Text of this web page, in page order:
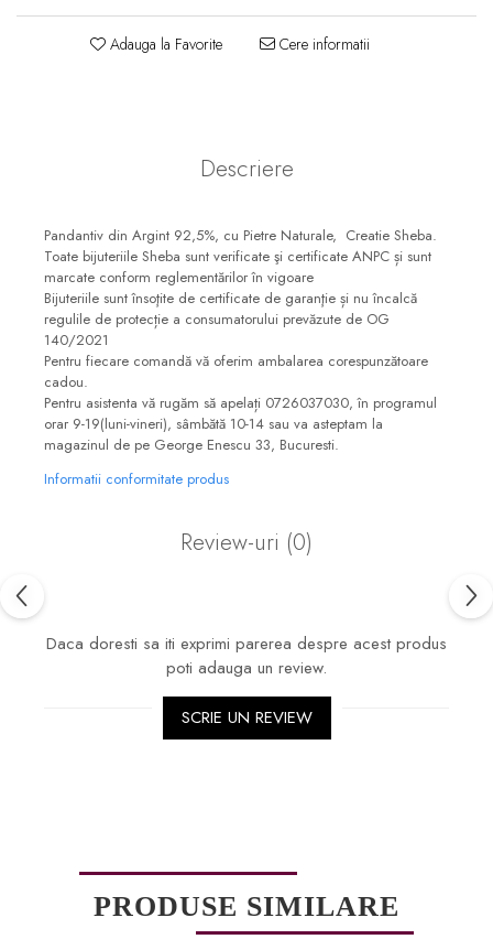
Adauga la Favorite Cere informatii
Descriere
Pandantiv din Argint 92,5%, cu Pietre Naturale, Creatie Sheba.
Toate bijuteriile Sheba sunt verificate şi certificate ANPC și sunt
marcate conform reglementărilor în vigoare
Bijuteriile sunt însoţite de certificate de garanţie și nu încalcă
regulile de protecție a consumatorului prevăzute de OG
140/2021
Pentru fiecare comandă vă oferim ambalarea corespunzătoare
cadou.
Pentru asistenta vă rugăm să apelați 0726037030, în programul
orar 9-19(luni-vineri), sâmbătă 10-14 sau va asteptam la
magazinul de pe George Enescu 33, Bucuresti.
Informatii conformitate produs
Review-uri (0)
Daca doresti sa iti exprimi parerea despre acest produs
poti adauga un review.
SCRIE UN REVIEW
PRODUSE SIMILARE